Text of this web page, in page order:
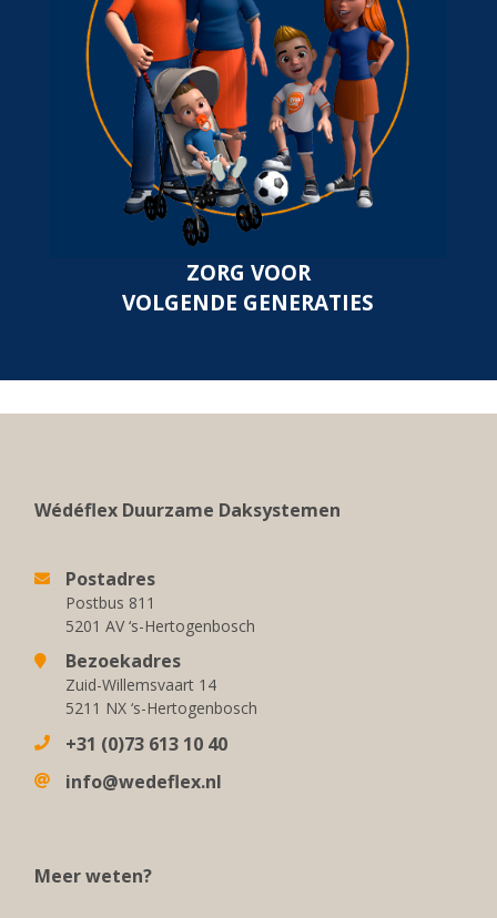
ZORG VOOR
VOLGENDE GENERATIES
Wédéflex Duurzame Daksystemen
Postadres
Postbus 811
5201 AV ‘s-Hertogenbosch
Bezoekadres
Zuid-Willemsvaart 14
5211 NX ‘s-Hertogenbosch
+31 (0)73 613 10 40
info@wedeflex.nl
Meer weten?